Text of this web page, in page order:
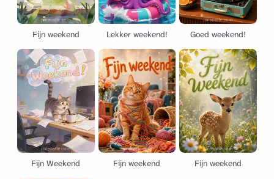
Fijn weekend Lekker weekend! Goed weekend!
Fijn Weekend Fijn weekend Fijn weekend